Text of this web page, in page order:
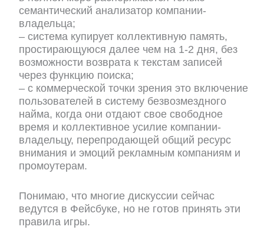
семантический анализатор компании-
владельца;
– система купирует коллективную память,
простирающуюся далее чем на 1-2 дня, без
возможности возврата к текстам записей
через функцию поиска;
– с коммерческой точки зрения это включение
пользователей в систему безвозмездного
найма, когда они отдают свое свободное
время и коллективное усилие компании-
владельцу, перепродающей общий ресурс
внимания и эмоций рекламным компаниям и
промоутерам.
Понимаю, что многие дискуссии сейчас
ведутся в Фейсбуке, но не готов принять эти
правила игры.